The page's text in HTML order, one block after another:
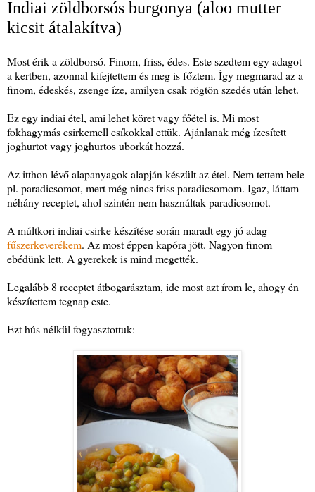
Indiai zöldborsós burgonya (aloo mutter
kicsit átalakítva)
Most érik a zöldborsó. Finom, friss, édes. Este szedtem egy adagot
a kertben, azonnal kifejtettem és meg is főztem. Így megmarad az a
finom, édeskés, zsenge íze, amilyen csak rögtön szedés után lehet.
Ez egy indiai étel, ami lehet köret vagy főétel is. Mi most
fokhagymás csirkemell csíkokkal ettük. Ajánlanak még ízesített
joghurtot vagy joghurtos uborkát hozzá.
Az itthon lévő alapanyagok alapján készült az étel. Nem tettem bele
pl. paradicsomot, mert még nincs friss paradicsomom. Igaz, láttam
néhány receptet, ahol szintén nem használtak paradicsomot.
A múltkori indiai csirke készítése során maradt egy jó adag
fűszerkeverékem. Az most éppen kapóra jött. Nagyon finom
ebédünk lett. A gyerekek is mind megették.
Legalább 8 receptet átbogarásztam, ide most azt írom le, ahogy én
készítettem tegnap este.
Ezt hús nélkül fogyasztottuk: